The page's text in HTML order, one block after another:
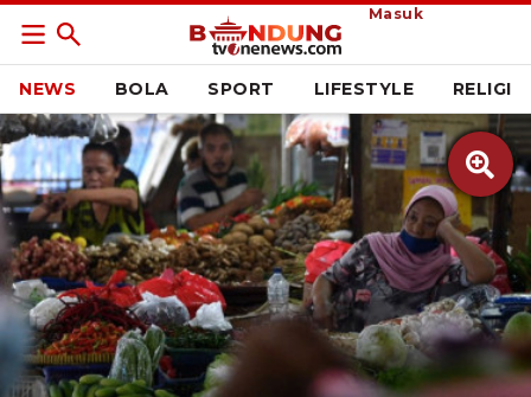
Masuk
NEWS BOLA SPORT LIFESTYLE RELIGI

antara